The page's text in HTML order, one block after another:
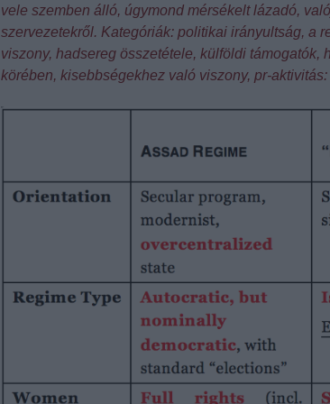
vele szemben álló, úgymond mérsékelt lázadó,
szervezetekről. Kategóriák: politikai irányultság, a
viszony, hadsereg összetétele, külföldi támogatók,
körében, kisebbségekhez való viszony, pr-aktivitás: